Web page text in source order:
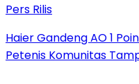
Pers Rilis
Haier Gandeng AO 1
Petenis Komunitas